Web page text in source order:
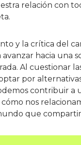
relación con
y la crítica del
avanzar hacia una
Al cuestionar
por
contribuir a
nos
que